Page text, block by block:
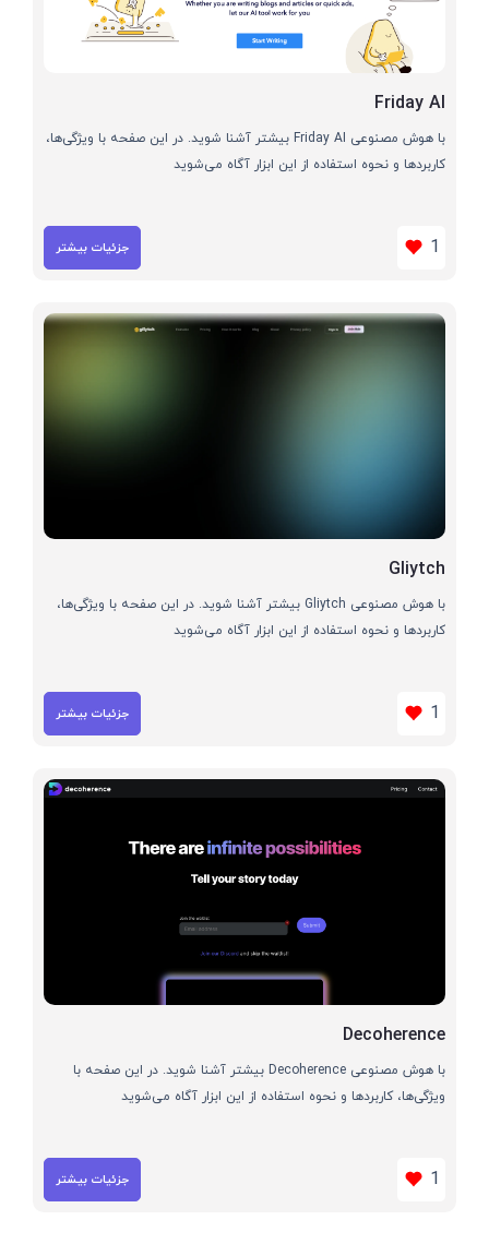
Friday AI
با هوش مصنوعی Friday AI بیشتر آشنا شوید. در این صفحه با ویژگی‌ها،
کاربردها و نحوه استفاده از این ابزار آگاه می‌شوید
1 جزئیات بیشتر
Gliytch
با هوش مصنوعی Gliytch بیشتر آشنا شوید. در این صفحه با ویژگی‌ها،
کاربردها و نحوه استفاده از این ابزار آگاه می‌شوید
1 جزئیات بیشتر
Decoherence
با هوش مصنوعی Decoherence بیشتر آشنا شوید. در این صفحه با
ویژگی‌ها، کاربردها و نحوه استفاده از این ابزار آگاه می‌شوید
1 جزئیات بیشتر